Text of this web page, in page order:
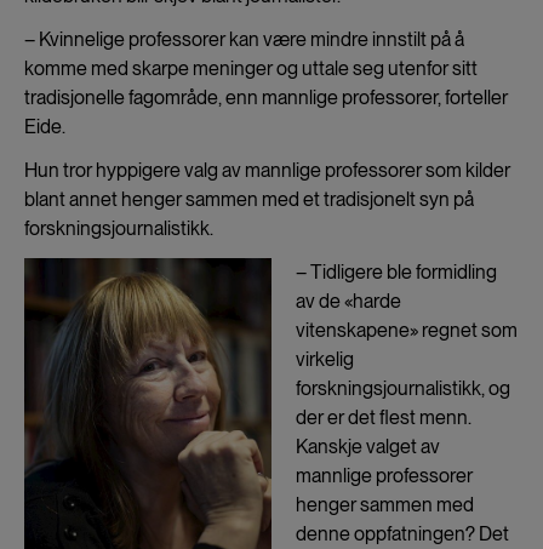
– Kvinnelige professorer kan være mindre innstilt på å
komme med skarpe meninger og uttale seg utenfor sitt
tradisjonelle fagområde, enn mannlige professorer, forteller
Eide.
Hun tror hyppigere valg av mannlige professorer som kilder
blant annet henger sammen med et tradisjonelt syn på
forskningsjournalistikk.
– Tidligere ble formidling
av de «harde
vitenskapene» regnet som
virkelig
forskningsjournalistikk, og
der er det flest menn.
Kanskje valget av
mannlige professorer
henger sammen med
denne oppfatningen? Det